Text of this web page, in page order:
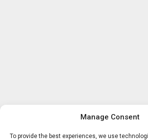
Manage Consent
To provide the best experiences, we use